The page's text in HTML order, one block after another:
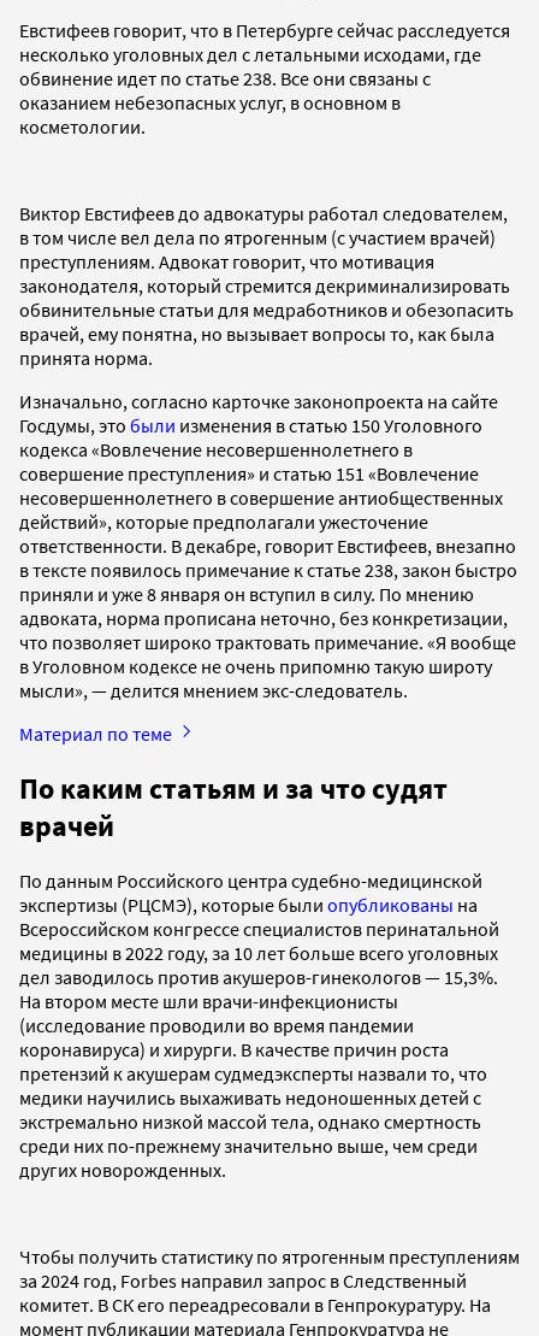
Евстифеев говорит, что в Петербурге сейчас расследуется
несколько уголовных дел с летальными исходами, где
обвинение идет по статье 238. Все они связаны с
оказанием небезопасных услуг, в основном в
косметологии.
Виктор Евстифеев до адвокатуры работал следователем,
в том числе вел дела по ятрогенным (с участием врачей)
преступлениям. Адвокат говорит, что мотивация
законодателя, который стремится декриминализировать
обвинительные статьи для медработников и обезопасить
врачей, ему понятна, но вызывает вопросы то, как была
принята норма.
Изначально, согласно карточке законопроекта на сайте
Госдумы, это были изменения в статью 150 Уголовного
кодекса «Вовлечение несовершеннолетнего в
совершение преступления» и статью 151 «Вовлечение
несовершеннолетнего в совершение антиобщественных
действий», которые предполагали ужесточение
ответственности. В декабре, говорит Евстифеев, внезапно
в тексте появилось примечание к статье 238, закон быстро
приняли и уже 8 января он вступил в силу. По мнению
адвоката, норма прописана неточно, без конкретизации,
что позволяет широко трактовать примечание. «Я вообще
в Уголовном кодексе не очень припомню такую широту
мысли», — делится мнением экс-следователь.
Материал по теме
По каким статьям и за что судят
врачей
По данным Российского центра судебно-медицинской
экспертизы (РЦСМЭ), которые были опубликованы на
Всероссийском конгрессе специалистов перинатальной
медицины в 2022 году, за 10 лет больше всего уголовных
дел заводилось против акушеров-гинекологов — 15,3%.
На втором месте шли врачи-инфекционисты
(исследование проводили во время пандемии
коронавируса) и хирурги. В качестве причин роста
претензий к акушерам судмедэксперты назвали то, что
медики научились выхаживать недоношенных детей с
экстремально низкой массой тела, однако смертность
среди них по-прежнему значительно выше, чем среди
других новорожденных.
Чтобы получить статистику по ятрогенным преступлениям
за 2024 год, Forbes направил запрос в Следственный
комитет. В СК его переадресовали в Генпрокуратуру. На
момент публикации материала Генпрокуратура не